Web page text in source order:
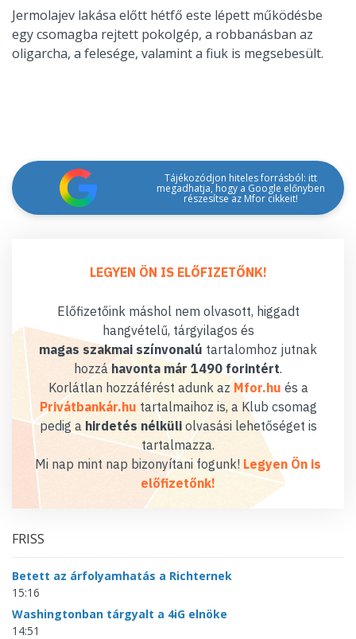
Jermolajev lakása előtt hétfő este lépett működésbe
egy csomagba rejtett pokolgép, a robbanásban az
oligarcha, a felesége, valamint a fiuk is megsebesült.
Tájékozódjon hiteles forrásból: itt
megadhatja, hogy a Google előnyben
részesítse az Mfor cikkeit!
LEGYEN ÖN IS ELŐFIZETŐNK!
Előfizetőink máshol nem olvasott, higgadt
hangvételű, tárgyilagos és
magas szakmai színvonalú tartalomhoz jutnak
hozzáhavonta már 1490 forintért.
Korlátlan hozzáférést adunk az Mfor.hu és a
Privátbankár.hu tartalmaihoz is, a Klub csomag
pedig a hirdetés nélküliolvasási lehetőséget is
tartalmazza.
Mi nap mint nap bizonyítani fogunk! Legyen Ön is
előfizetőnk!
FRISS
Betett az árfolyamhatás a Richternek
15:16
Washingtonban tárgyalt a 4iG elnöke
14:51